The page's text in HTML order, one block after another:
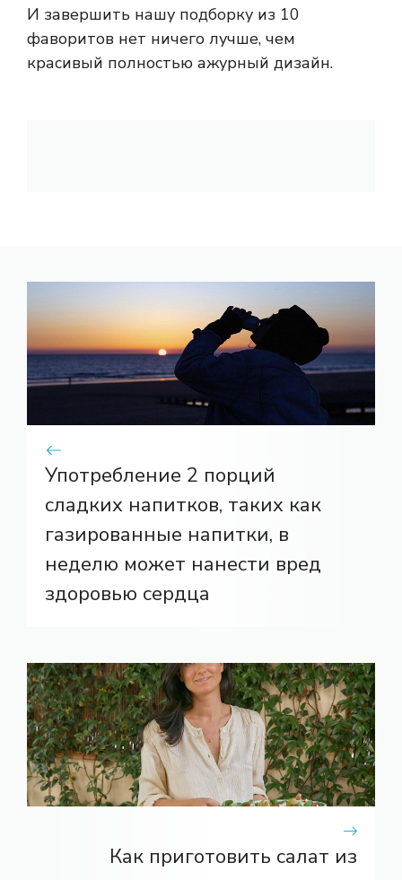
И завершить нашу подборку из 10
фаворитов нет ничего лучше, чем
красивый полностью ажурный дизайн.
Употребление 2 порций
сладких напитков, таких как
газированные напитки, в
неделю может нанести вред
здоровью сердца
Как приготовить салат из